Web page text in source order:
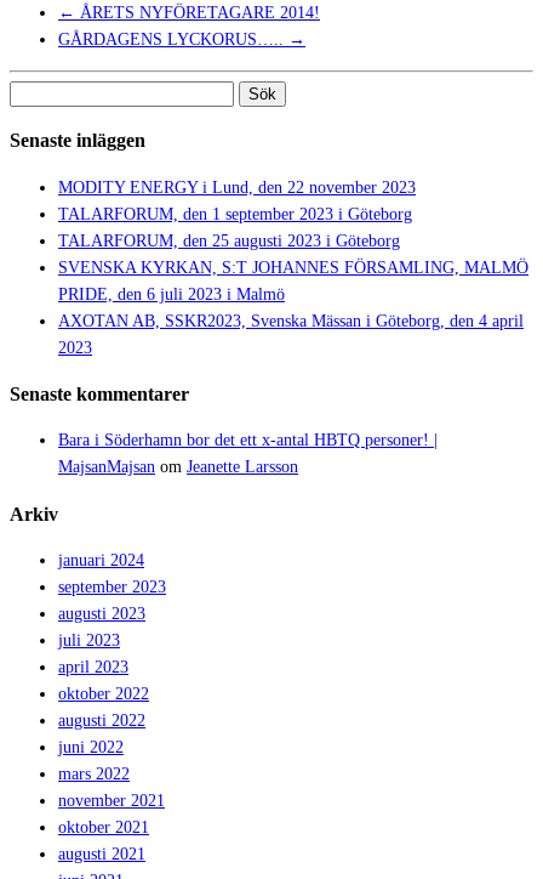
← ÅRETS NYFÖRETAGARE 2014!
GÅRDAGENS LYCKORUS…..
→
Senaste inläggen
MODITY ENERGY i Lund, den 22 november 2023
TALARFORUM, den 1 september 2023 i Göteborg
TALARFORUM, den 25 augusti 2023 i Göteborg
SVENSKA KYRKAN, S:T JOHANNES FÖRSAMLING, MALMÖ
PRIDE, den 6 juli 2023 i Malmö
AXOTAN AB, SSKR2023, Svenska Mässan i Göteborg, den 4 april
2023
Senaste kommentarer
Bara i Söderhamn bor det ett x-antal HBTQ personer! |
MajsanMajsan om Jeanette Larsson
Arkiv
januari 2024
september 2023
augusti 2023
juli 2023
april 2023
oktober 2022
augusti 2022
juni 2022
mars 2022
november 2021
oktober 2021
augusti 2021